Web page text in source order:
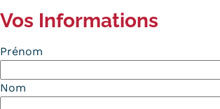
Vos Informations
Prénom
Nom